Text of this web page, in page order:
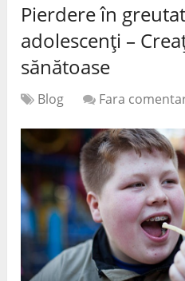
Pierdere în
adolescenți –
sănătoase
Blog
Fara